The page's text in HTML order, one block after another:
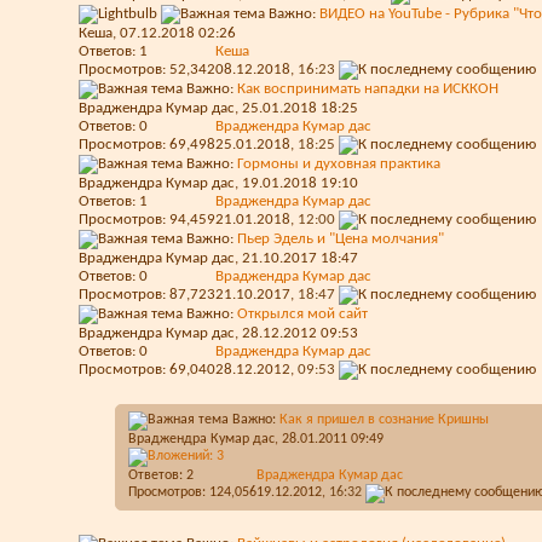
Важно: ВИДЕО на YouTube - Рубрика
Кеша, 07.12.2018 02:26
Ответов: 1
Просмотров: 52,342
Кеша
08.12.2018, 16:23
Важно: Как воспринимать нападки на ИСККОН
Враджендра Кумар дас, 25.01.2018 18:25
Ответов: 0
Просмотров: 69,498
Враджендра Кумар дас
25.01.2018, 18:25
Важно: Гормоны и духовная практика
Враджендра Кумар дас, 19.01.2018 19:10
Ответов: 1
Просмотров: 94,459
Враджендра Кумар дас
21.01.2018, 12:00
Важно: Пьер Эдель и "Цена молчания"
Враджендра Кумар дас, 21.10.2017 18:47
Ответов: 0
Просмотров: 87,723
Враджендра Кумар дас
21.10.2017, 18:47
Важно: Открылся мой сайт
Враджендра Кумар дас, 28.12.2012 09:53
Ответов: 0
Просмотров: 69,040
Враджендра Кумар дас
28.12.2012, 09:53
Важно: Как я пришел в сознание Кришны
Враджендра Кумар дас, 28.01.2011 09:49
Ответов: 2
Просмотров: 124,056
Враджендра Кумар дас
19.12.2012, 16:32